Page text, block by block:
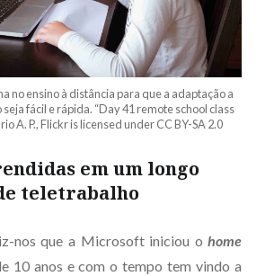
no ensino à distância para que a adaptação a
fácil e rápida. “Day 41 remote school class
A. P., Flickr is licensed under CC BY-SA 2.0
em um longo
teletrabalho
nos que a Microsoft iniciou ohome
10 anos e com o tempo tem vindo a